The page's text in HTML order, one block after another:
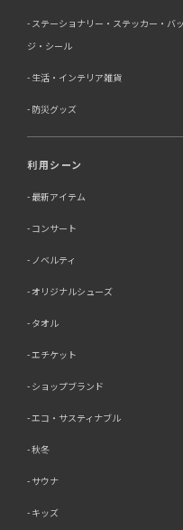
ステーショナリー・ステッカー・バッ
ジ・シール
生活・インテリア雑貨
防災グッズ
利用シーン
最新アイテム
コンサート
ノベルティ
オリジナルシューズ
タオル
エチケット
ショップブランド
エコ・サスティナブル
秋冬
サウナ
キッズ